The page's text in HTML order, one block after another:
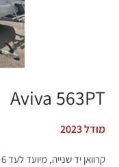
Aviva 563PT
מודל 2023